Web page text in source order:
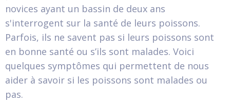
novices ayant un bassin de deux ans
s'interrogent sur la santé de leurs poissons.
Parfois, ils ne savent pas si leurs poissons sont
en bonne santé ou s’ils sont malades. Voici
quelques symptômes qui permettent de nous
aider à savoir si les poissons sont malades ou
pas.